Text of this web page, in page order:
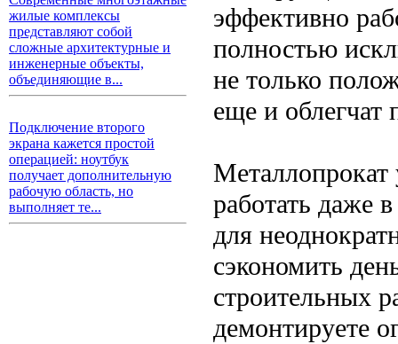
жилые комплексы
представляют собой
сложные архитектурные и
инженерные объекты,
объединяющие в...
Подключение второго
экрана кажется простой
операцией: ноутбук
получает дополнительную
рабочую область, но
выполняет те...
эффективно
полностью
не только
еще и облегчат
работать даже
для
сэкономить
строительных
демонтируете